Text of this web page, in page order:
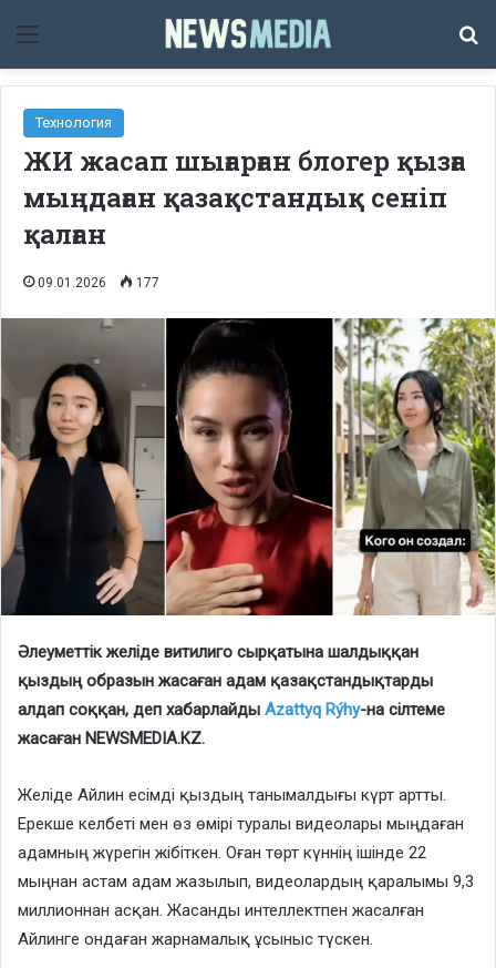
Мәзір
Технология
ЖИ жасап шығарған блогер қызға
мыңдаған қазақстандық сеніп
қалған
09.01.2026 177
Әлеуметтік желіде витилиго сырқатына шалдыққан
қыздың образын жасаған адам қазақстандықтарды
алдап соққан, деп хабарлайды Azattyq Rýhy-на сілтеме
жасаған NEWSMEDIA.KZ.
Желіде Айлин есімді қыздың танымалдығы күрт артты.
Ерекше келбеті мен өз өмірі туралы видеолары мыңдаған
адамның жүрегін жібіткен. Оған төрт күннің ішінде 22
мыңнан астам адам жазылып, видеолардың қаралымы 9,3
миллионнан асқан. Жасанды интеллектпен жасалған
Айлинге ондаған жарнамалық ұсыныс түскен.